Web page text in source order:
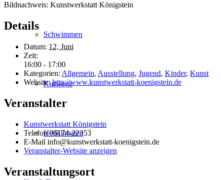
Schwimmen
Kurwege
Heilklimaten
Bildnachweis: Kunstwerkstatt Königstein
Details
Datum: 12. Juni
Zeit:
16:00 - 17:00
Kategorien: Allgemein, Ausstellung, Jugend, Kinder, Kunst
Website: http://www.kunstwerkstatt-koenigstein.de
Veranstalter
Kunstwerkstatt Königstein
Telefon06174-22353
E-Mail info@kunstwerkstatt-koenigstein.de
Veranstalter-Website anzeigen
Veranstaltungsort